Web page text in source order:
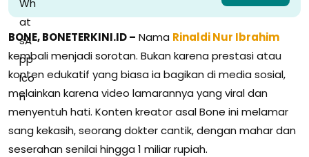
BONE, BONETERKINI.ID – Nama Rinaldi Nur Ibrahim
kembali menjadi sorotan. Bukan karena prestasi atau
konten edukatif yang biasa ia bagikan di media sosial,
melainkan karena video lamarannya yang viral dan
menyentuh hati. Konten kreator asal Bone ini melamar
sang kekasih, seorang dokter cantik, dengan mahar dan
seserahan senilai hingga 1 miliar rupiah.